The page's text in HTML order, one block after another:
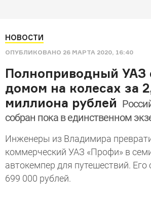
НОВОСТИ
ОПУБЛИКОВАНО 26 МАРТА 2020, 16:40
Полноприводный УАЗ
домом на колесах за
миллиона рублей
собран пока в единственном
Инженеры из Владимира
коммерческий УАЗ «Профи» в
автокемпер для путешествий. Его
699 000 рублей.